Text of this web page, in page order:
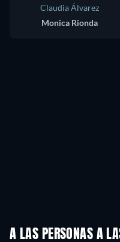
Claudia Álvarez
Monica Rionda
A LAS PERSONAS A